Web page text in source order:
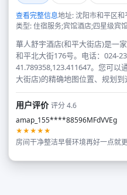
查看完整信息地址: 沈阳市和平区
类型: 住宿服务;宾馆酒店;四星级宾
華人舒宇酒店(和平大街店)是一
和平北大街176号。电话：024-
41.789358,123.411647。您可
大街店)的精确地图位置、规划到
用户评价评分 4.6
amap_155****88596MFdVVEg
★★★★★
房间干净整洁早餐环境再好一点就